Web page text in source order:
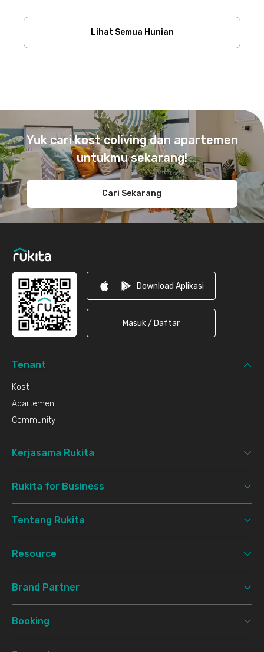
Lihat Semua Hunian
Yuk cari kost coliving dan apartemen
untukmu sekarang!
Cari Sekarang
Download Aplikasi
Masuk / Daftar
Tenant
Kost
Apartemen
Community
Kerjasama Rukita
Rukita for Business
Tentang Rukita
Resource
Brand Partner
Booking